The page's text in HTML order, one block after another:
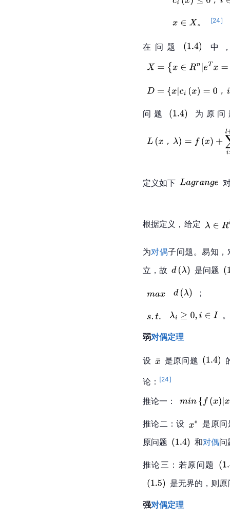
[24]
在问题 中
问题 为原
定义如下
根据定义，给定
为对偶子问题。易知，
立，故
是问题
；
弱对偶定理
设 是原问题
论： [24]
推论一：
推论二：设
是原问
原问题
和对偶问
推论三：若原问题
是无界的，则原
强对偶定理